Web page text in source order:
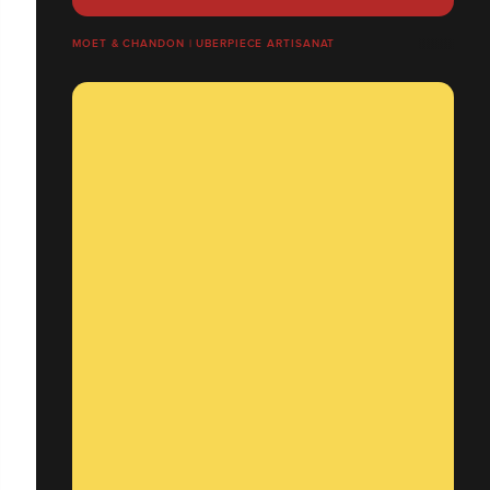
MOET & CHANDON | UBERPIECE ARTISANAT